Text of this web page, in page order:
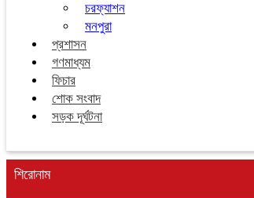
চরফ্যাশন
মনপুরা
প্রশাসন
গণমাধ্যম
ফিচার
শোক সংবাদ
সড়ক দূর্ঘটনা
শিরোনাম